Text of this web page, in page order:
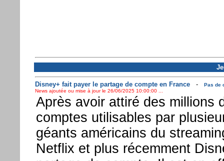
Disney+ fait payer le partage de compte en France-
Pas de
News ajoutée ou mise à jour le 26/06/2025 10:00:00 ...
Après avoir attiré des millions
comptes utilisables par
géants américains du
Netflix et plus récemment